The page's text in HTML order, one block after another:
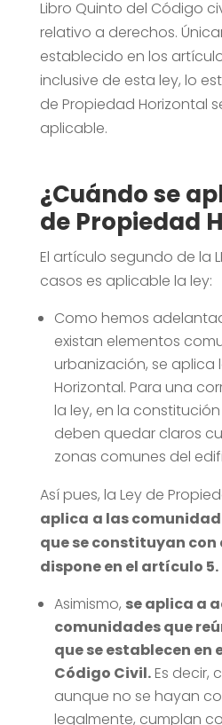
Libro Quinto del Código
relativo a derechos.
establecido en los
inclusive de esta ley, lo
de Propiedad Horizontal
aplicable.
¿Cuándo se
de Propiedad
El artículo segundo de la
casos es aplicable la ley:
Como hemos
existan elementos
urbanización, se aplica
Horizontal. Para una
la ley, en la
deben quedar claros
zonas comunes del
Así pues, la Ley de
aplica a las
que se constituyan con
dispone en el artículo 5.
Asimismo, se aplica a
comunidades que
que se establecen en
Código Civil.Es decir,
aunque no se hayan
legalmente, cumplan